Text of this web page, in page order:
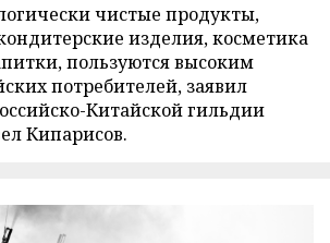
чистые продукты,
изделия, косметика
пользуются высоким
потребителей, заявил
Китайской гильдии
Кипарисов.